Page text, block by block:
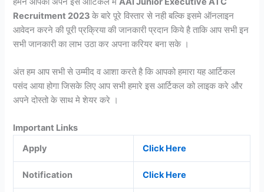
Recruitment 2023के बारे पूरे विस्तार से नही बल्कि इसमे ऑनलाइन
आवेदन करने की पूरी प्रक्रिया की जानकारी प्रदान किये है ताकि आप सभी इन
सभी जानकारी का लाभ उठा कर अपना करियर बना सके ।
अंत हम आप सभी से उम्मीद व आशा करते है कि आपको हमारा यह आर्टिकल
पसंद आया होगा जिसके लिए आप सभी हमारे इस आर्टिकल को लाइक करे और
अपने दोस्तो के साथ मे शेयर करे ।
Important Links
Apply
Click Here
Notification Click Here